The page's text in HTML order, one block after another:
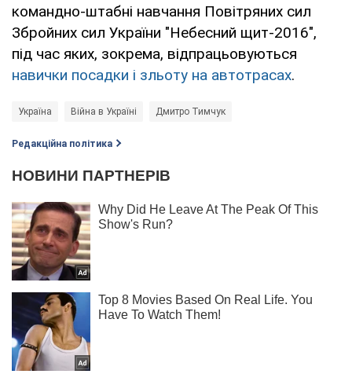
командно-штабні навчання Повітряних сил
Збройних сил України "Небесний щит-2016",
під час яких, зокрема, відпрацьовуються
навички посадки і зльоту на автотрасах.
Україна Війна в Україні Дмитро Тимчук
Редакційна політика